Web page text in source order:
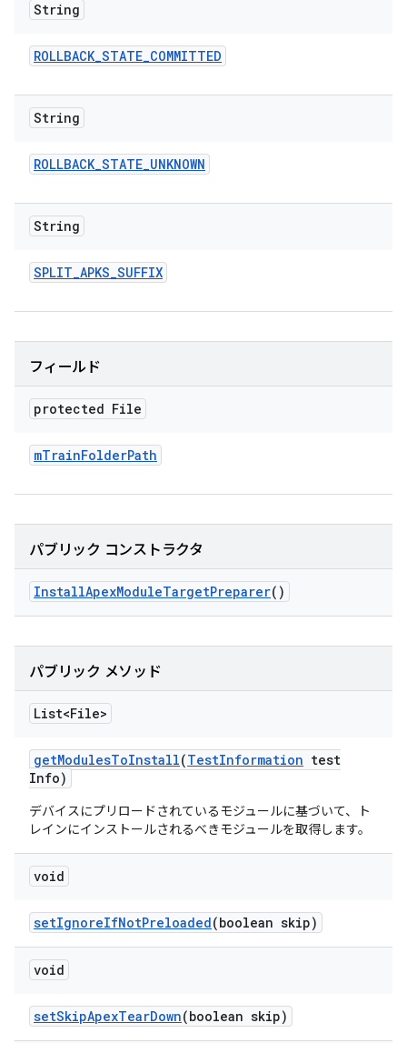
String
ROLLBACK_STATE_COMMITTED
String
ROLLBACK_STATE_UNKNOWN
String
SPLIT_APKS_SUFFIX
フィールド
protected File
mTrainFolderPath
パブリック コンストラクタ
InstallApexModuleTargetPreparer()
パブリック メソッド
List<File>
getModulesToInstall(TestInformation test
Info)
デバイスにプリロードされているモジュールに基づいて、ト
レインにインストールされるべきモジュールを取得します。
void
setIgnoreIfNotPreloaded(boolean skip)
void
setSkipApexTearDown(boolean skip)